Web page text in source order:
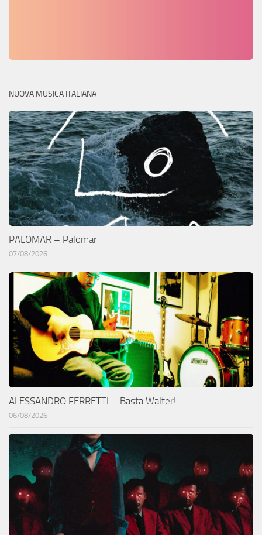
NUOVA MUSICA ITALIANA
PALOMAR – Palomar
07/08/2026
ALESSANDRO FERRETTI – Basta Walter!
06/08/2026